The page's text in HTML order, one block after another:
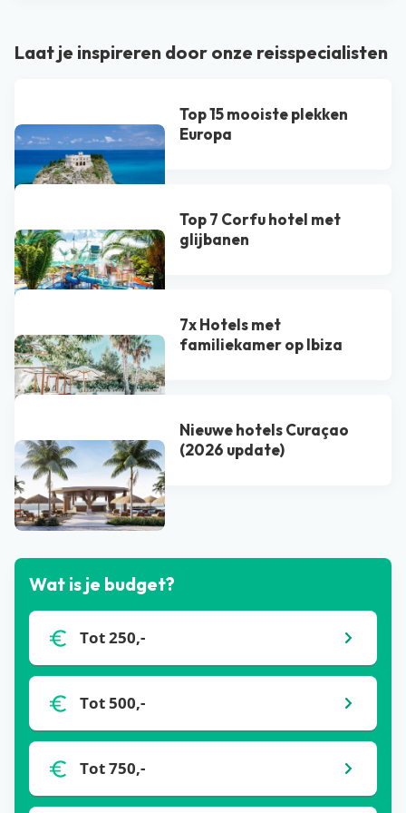
Laat je inspireren door onze reisspecialisten
Top 15 mooiste plekken
Europa
Top 7 Corfu hotel met
glijbanen
7x Hotels met
familiekamer op Ibiza
Nieuwe hotels Curaçao
(2026 update)
Bekijk alle blogs
Wat is je budget?
Tot 250,-
Tot 500,-
Tot 750,-